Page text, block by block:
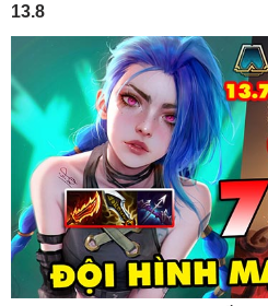
13.8